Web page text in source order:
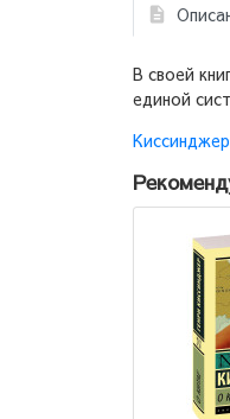
В своей
единой